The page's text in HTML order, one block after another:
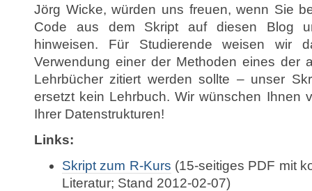
Jörg Wicke, würden uns freuen, wenn Sie
Code aus dem Skript auf diesen Blog
hinweisen. Für Studierende weisen wir
Verwendung einer der Methoden eines der
Lehrbücher zitiert werden sollte – unser
ersetzt kein Lehrbuch. Wir wünschen Ihnen
Ihrer Datenstrukturen!
Links:
Skript zum R-Kurs (15-seitiges PDF mit
Literatur; Stand 2012-02-07)